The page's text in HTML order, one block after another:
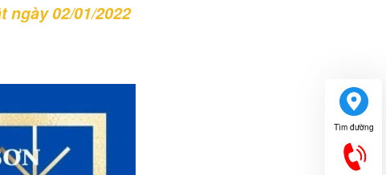
ngày 02/01/2022
Tìm đường